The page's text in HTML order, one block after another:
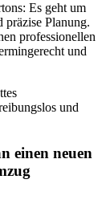
Es geht um
präzise Planung.
professionellen
und
und
einen neuen